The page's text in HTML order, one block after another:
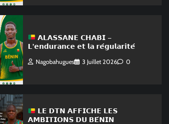
𝗔𝗟𝗔𝗦𝗦𝗔𝗡𝗘 𝗖𝗛𝗔𝗕𝗜 –
𝗟’𝗲𝗻𝗱𝘂𝗿𝗮𝗻𝗰𝗲 𝗲𝘁 𝗹𝗮 𝗿𝗲́𝗴𝘂𝗹𝗮𝗿𝗶𝘁𝗲́
Nagobahugues 3 Juillet 2026 0
𝗟𝗘 𝗗𝗧𝗡 𝗔𝗙𝗙𝗜𝗖𝗛𝗘 𝗟𝗘𝗦
𝗔𝗠𝗕𝗜𝗧𝗜𝗢𝗡𝗦 𝗗𝗨 𝗕𝗘́𝗡𝗜𝗡